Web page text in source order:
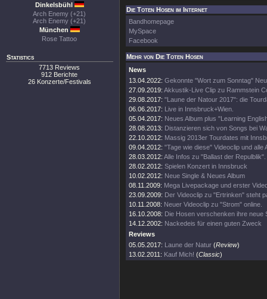
Dinkelsbühl
Arch Enemy (+21)
Arch Enemy (+21)
München
Rose Tattoo
Statistics
7713 Reviews
912 Berichte
26 Konzerte/Festivals
Die Toten Hosen im Internet
Bandhomepage
MySpace
Facebook
Mehr von Die Toten Hosen
News
13.04.2022: Gekonnte "Wort zum Sonntag"
27.09.2019: Akkustik-Live Clip zu Rammstein
29.08.2017: "Laune der Natour 2017": die
06.06.2017: Live in Innsbruck+Wien.
05.04.2017: Neues Album plus "Learning
28.08.2013: Distanzieren sich von Songs bei
22.10.2012: Massig 2013er Tourdates mit
09.04.2012: "Tage wie diese" Videoclip und alle
28.03.2012: Alle Infos zu "Ballast der Repulblik".
28.02.2012: Spielen Konzert in Innsbruck
10.02.2012: Neue Single & Neues Album
08.11.2009: Mega Livepackage und erster
23.09.2009: Der Videoclip zu "Ertrinken" steht
10.11.2008: Neuer Videoclip zu "Strom" online.
16.10.2008: Die Hosen verschenken ihre neue
14.12.2002: Nackedeis für einen guten Zweck
Reviews
05.05.2017: Laune der Natur (Review)
13.02.2011: Kauf Mich! (Classic)